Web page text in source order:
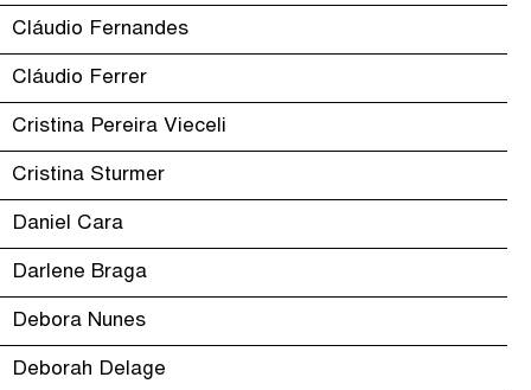
Cláudio Fernandes
Cláudio Ferrer
Cristina Pereira Vieceli
Cristina Sturmer
Daniel Cara
Darlene Braga
Debora Nunes
Deborah Delage